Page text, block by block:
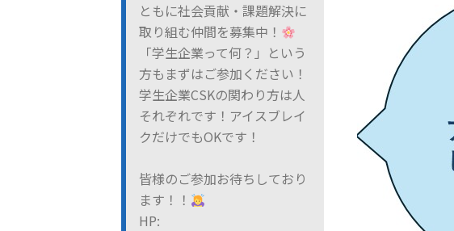
ともに社会貢献・課題解決に
取り組む仲間を募集中！
「学生企業って何？」という
方もまずはご参加ください！
学生企業CSKの関わり方は人
それぞれです！アイスブレイ
クだけでもOKです！
皆様のご参加お待ちしており
ます！！
HP: